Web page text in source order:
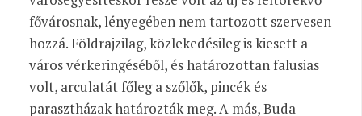
fővárosnak, lényegében nem tartozott szervesen
hozzá. Földrajzilag, közlekedésileg is kiesett a
város vérkeringéséből, és határozottan falusias
volt, arculatát főleg a szőlők, pincék és
parasztházak határozták meg. A más, Buda-